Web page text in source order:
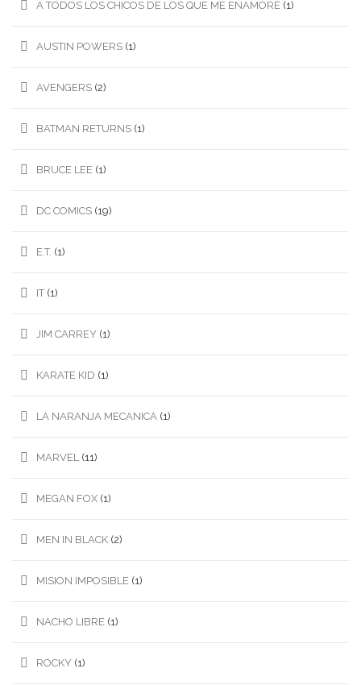
A TODOS LOS CHICOS DE LOS QUE ME ENAMORÉ (1)
AUSTIN POWERS (1)
AVENGERS (2)
BATMAN RETURNS (1)
BRUCE LEE (1)
DC COMICS (19)
E.T. (1)
IT (1)
JIM CARREY (1)
KARATE KID (1)
LA NARANJA MECANICA (1)
MARVEL (11)
MEGAN FOX (1)
MEN IN BLACK (2)
MISION IMPOSIBLE (1)
NACHO LIBRE (1)
ROCKY (1)